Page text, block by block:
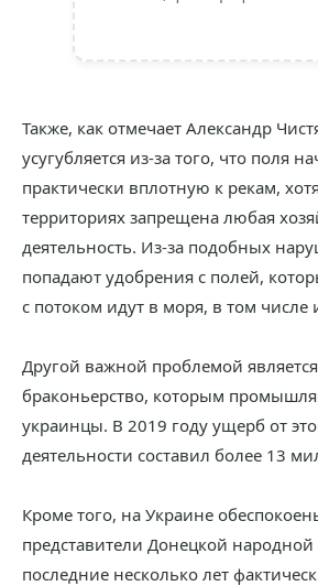
Также, как отмечает Александр
усугубляется из-за того, что поля
практически вплотную к рекам,
территориях запрещена любая
деятельность. Из-за подобных
попадают удобрения с полей,
с потоком идут в моря, в том числе
Другой важной проблемой
браконьерство, которым
украинцы. В 2019 году ущерб от
деятельности составил более 13
Кроме того, на Украине
представители Донецкой народной
последние несколько лет